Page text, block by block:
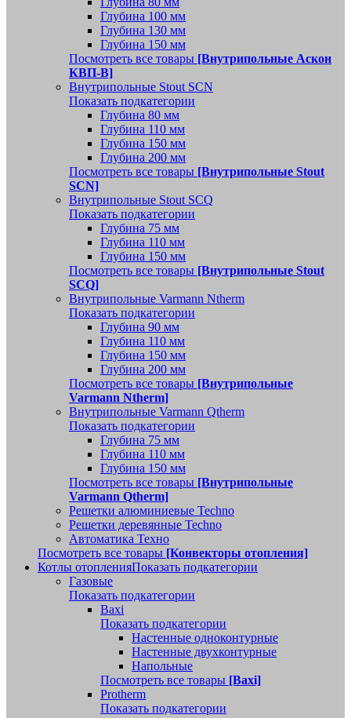
Глубина 100 мм
Глубина 130 мм
Глубина 150 мм
Посмотреть все товары [Внутрипольные Аскон
КВП-В]
Внутрипольные Stout SCN
Показать подкатегории
Глубина 80 мм
Глубина 110 мм
Глубина 150 мм
Глубина 200 мм
Посмотреть все товары [Внутрипольные Stout
SCN]
Внутрипольные Stout SCQ
Показать подкатегории
Глубина 75 мм
Глубина 110 мм
Глубина 150 мм
Посмотреть все товары [Внутрипольные Stout
SCQ]
Внутрипольные Varmann Ntherm
Показать подкатегории
Глубина 90 мм
Глубина 110 мм
Глубина 150 мм
Глубина 200 мм
Посмотреть все товары [Внутрипольные
Varmann Ntherm]
Внутрипольные Varmann Qtherm
Показать подкатегории
Глубина 75 мм
Глубина 110 мм
Глубина 150 мм
Посмотреть все товары [Внутрипольные
Varmann Qtherm]
Решетки алюминиевые Techno
Решетки деревянные Techno
Автоматика Техно
Посмотреть все товары [Конвекторы отопления]
Котлы отопленияПоказать подкатегории
Газовые
Показать подкатегории
Baxi
Показать подкатегории
Настенные одноконтурные
Настенные двухконтурные
Напольные
Посмотреть все товары [Baxi]
Protherm
Показать подкатегории